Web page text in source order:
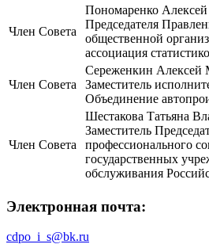
Член Совета
Пономаренко
Председателя
общественной
ассоциация
Член Совета
Сереженкин Алексей
Заместитель
Объединение
Член Совета
Шестакова Татьяна
Заместитель
профессионального
государственных
обслуживания
Электронная почта:
cdpo_i_s@bk.ru